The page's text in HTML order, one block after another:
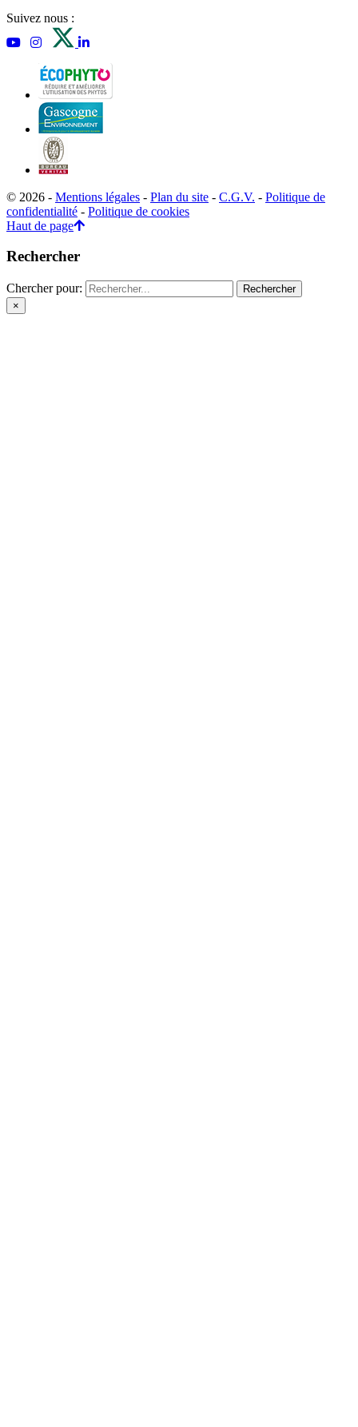
Suivez nous :
© 2026 - Mentions légales - Plan du site - C.G.V. - Politique de
confidentialité - Politique de cookies
Haut de page
Rechercher
Chercher pour:
×